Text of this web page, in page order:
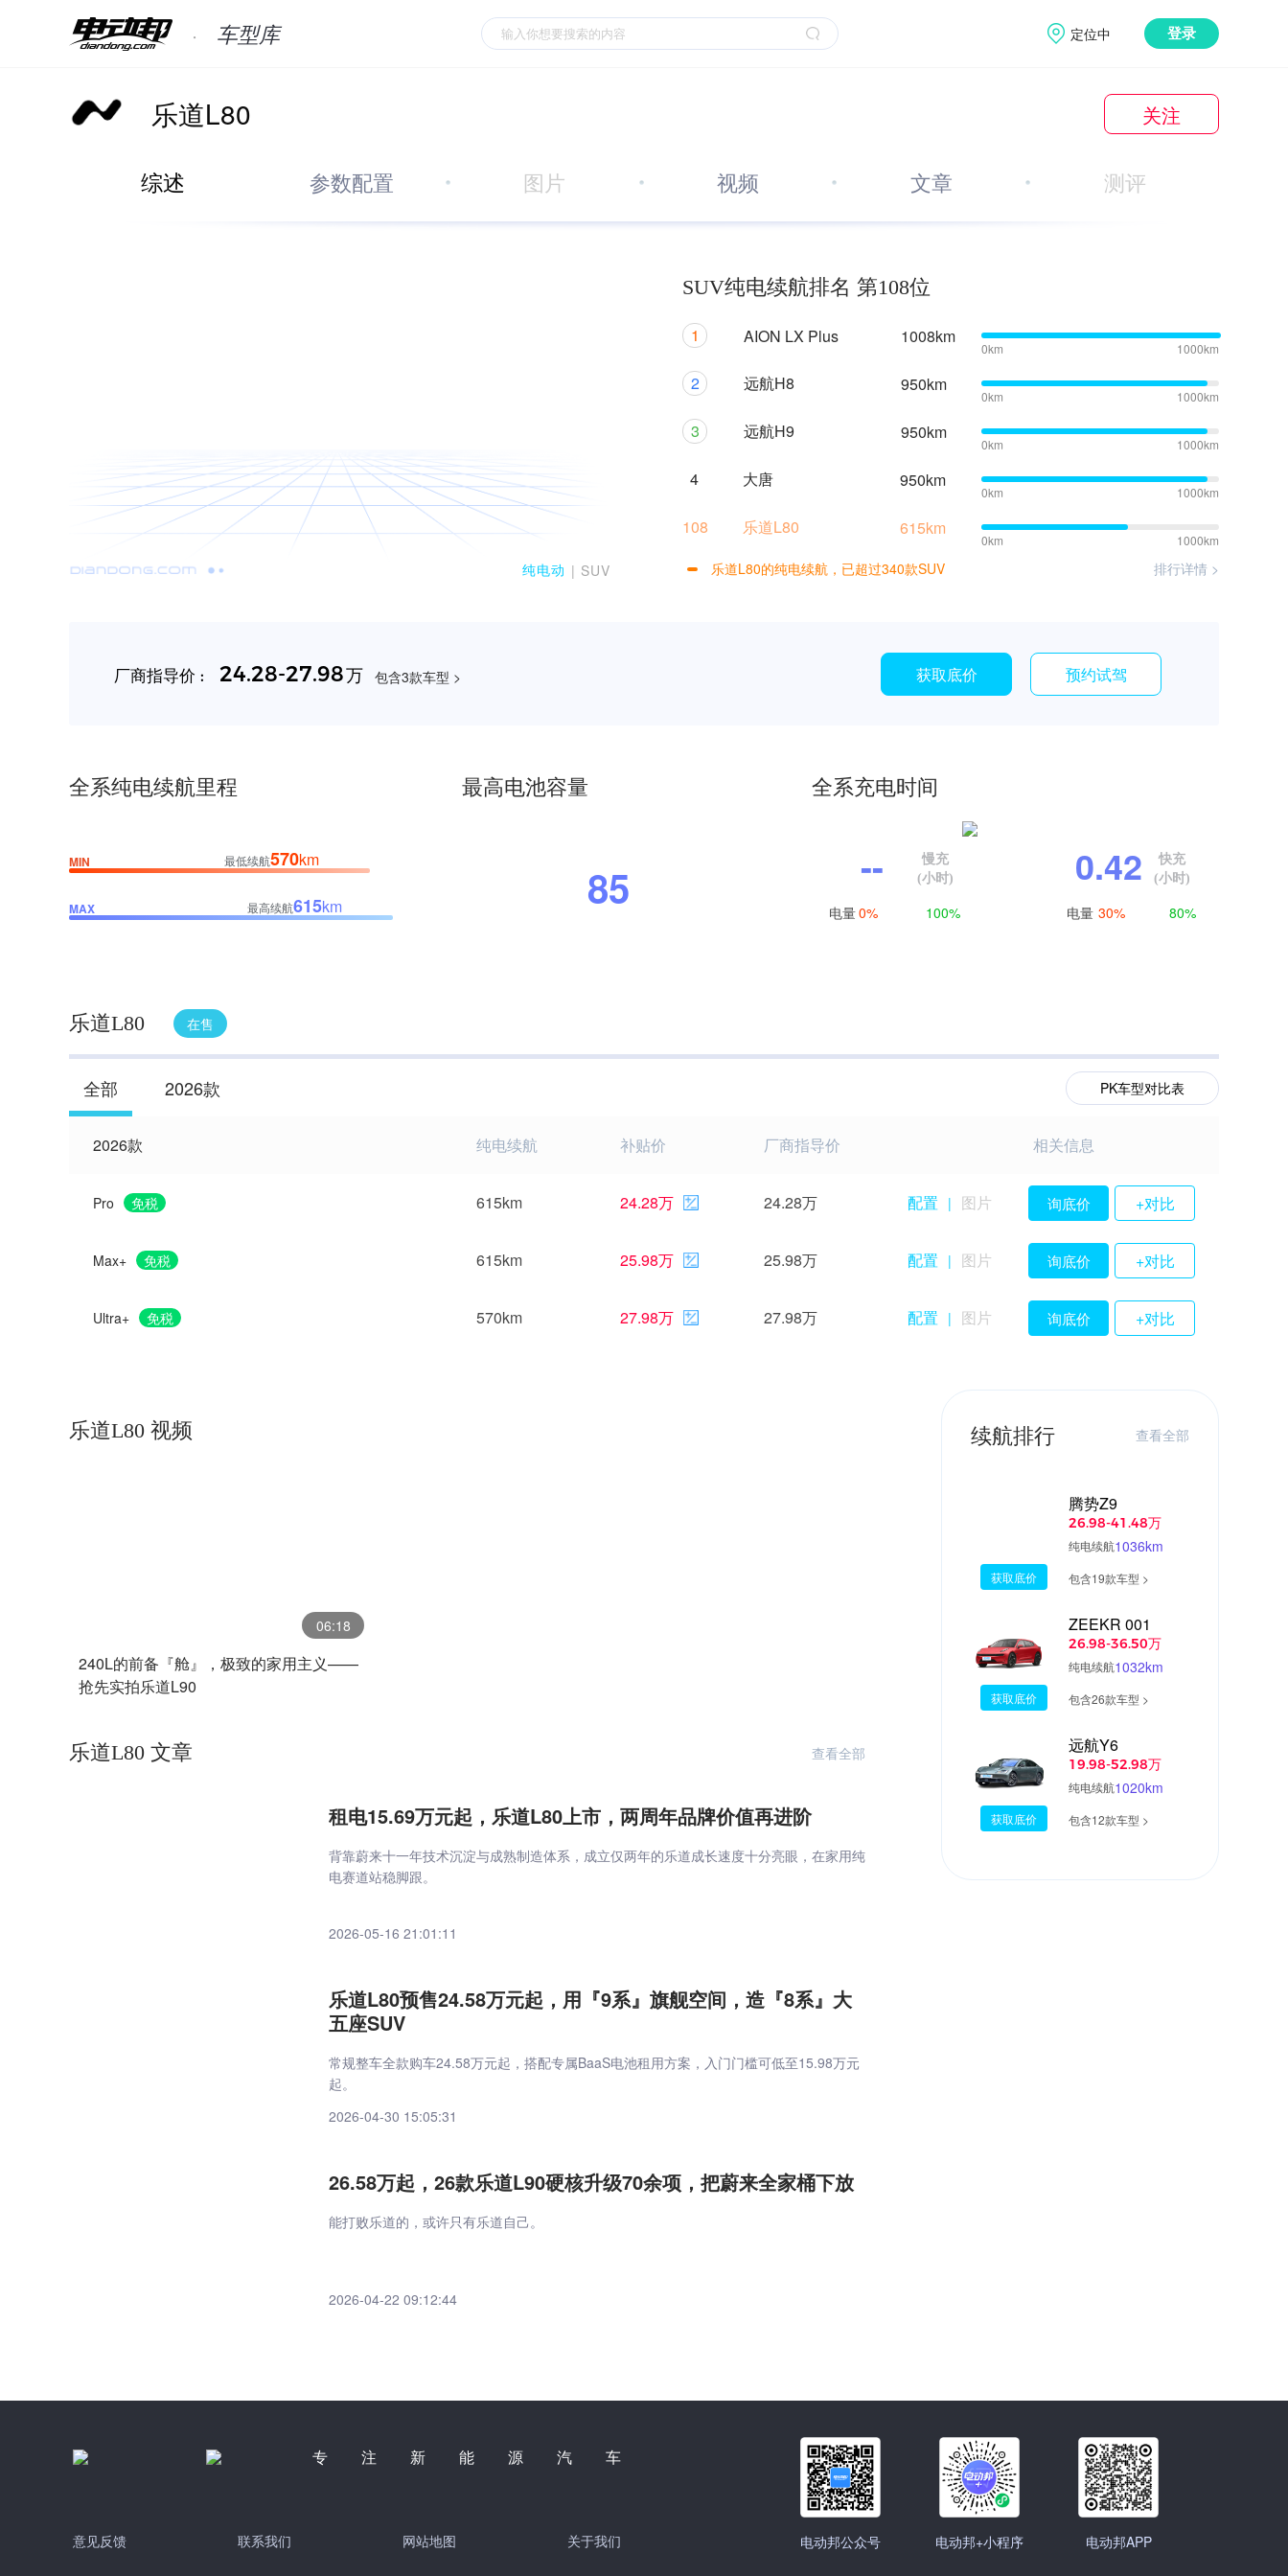
车型库 定位中 登录
乐道L80 关注
综述 参数配置 图片 视频 文章 测评
纯电动 | SUV
SUV纯电续航排名 第108位
1 AION LX Plus 1008km
0km 1000km
2 远航H8 950km
0km 1000km
3 远航H9 950km
0km 1000km
4 大唐 950km
0km 1000km
108 乐道L80 615km
0km 1000km
乐道L80的纯电续航，已超过340款SUV 排行详情 >
厂商指导价 : 24.28-27.98万 包含3款车型 > 获取底价 预约试驾
全系纯电续航里程
MIN 最低续航570km
MAX 最高续航615km
最高电池容量
85
全系充电时间
--
慢充
(小时)
电量0% 100%
0.42
快充
(小时)
电量 30% 80%
乐道L80 在售
全部 2026款 PK车型对比表
2026款 纯电续航 补贴价 厂商指导价 相关信息
Pro 免税 615km 24.28万 24.28万 配置 | 图片 询底价 +对比
Max+ 免税 615km 25.98万 25.98万 配置 | 图片 询底价 +对比
Ultra+ 免税 570km 27.98万 27.98万 配置 | 图片 询底价 +对比
乐道L80 视频
06:18
240L的前备『舱』，极致的家用主义——
抢先实拍乐道L90
乐道L80 文章 查看全部
租电15.69万元起，乐道L80上市，两周年品牌价值再进阶
背靠蔚来十一年技术沉淀与成熟制造体系，成立仅两年的乐道成长速度十分亮眼，在家用纯
电赛道站稳脚跟。
2026-05-16 21:01:11
乐道L80预售24.58万元起，用『9系』旗舰空间，造『8系』大
五座SUV
常规整车全款购车24.58万元起，搭配专属BaaS电池租用方案，入门门槛可低至15.98万元
起。
2026-04-30 15:05:31
26.58万起，26款乐道L90硬核升级70余项，把蔚来全家桶下放
能打败乐道的，或许只有乐道自己。
2026-04-22 09:12:44
续航排行 查看全部
获取底价
腾势Z9
26.98-41.48万
纯电续航1036km
包含19款车型 >
获取底价
ZEEKR 001
26.98-36.50万
纯电续航1032km
包含26款车型 >
获取底价
远航Y6
19.98-52.98万
纯电续航1020km
包含12款车型 >
专注新能源汽车
意见反馈 联系我们 网站地图 关于我们 电动邦公众号 电动邦+小程序 电动邦APP